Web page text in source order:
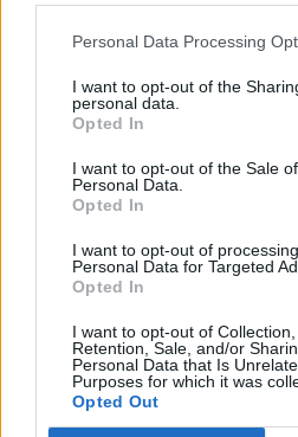
Personal Data Processing
I want to opt-out of the
personal data.
Opted In
I want to opt-out of the Sale
Personal Data.
Opted In
I want to opt-out of
Personal Data for Targeted
Opted In
I want to opt-out of Collection,
Retention, Sale, and/or
Personal Data that Is
Purposes for which it was
Opted Out
Finnairin lennoista
jatkossa toinen
matkustajille
3
UUTISET